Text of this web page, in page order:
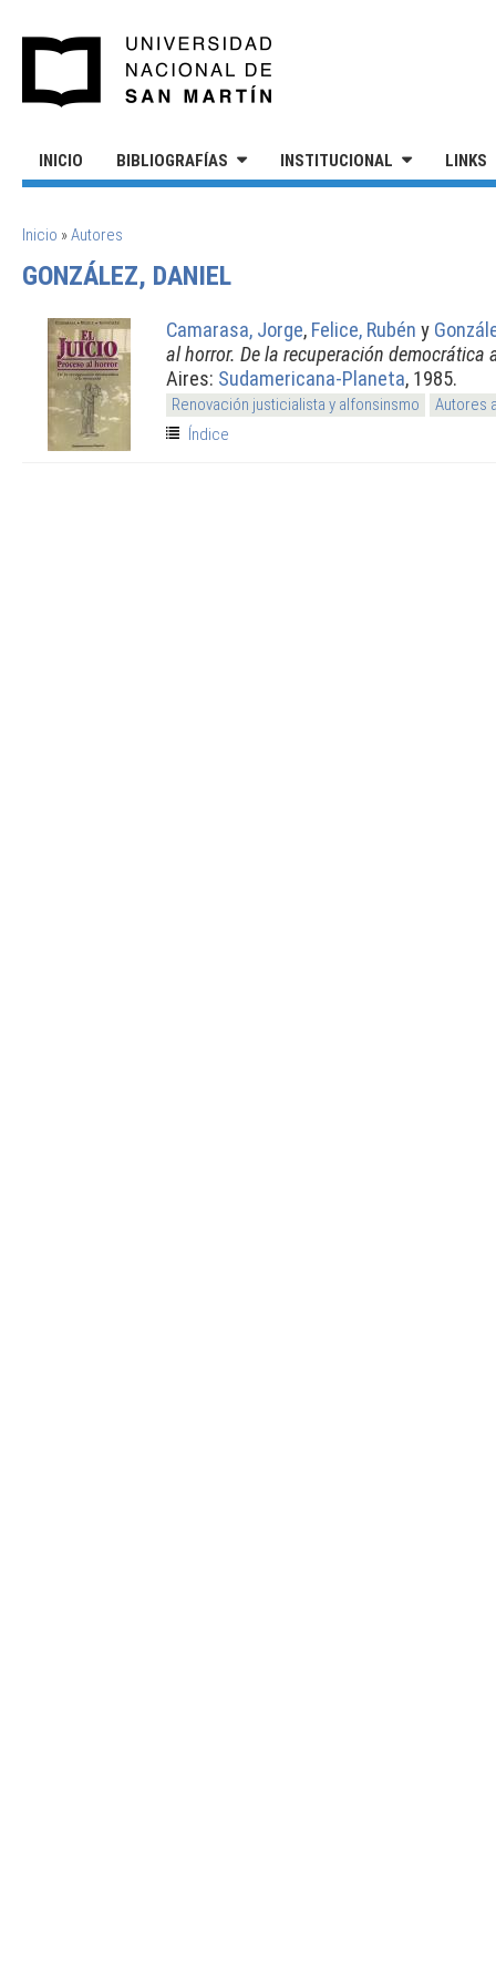
INICIO BIBLIOGRAFÍAS INSTITUCIONAL LINKS
SE ENCUENTRA USTED AQUÍ
Inicio »Autores
GONZÁLEZ, DANIEL
Camarasa, Jorge, Felice, Rubén y
al horror. De la recuperación democrática
Aires: Sudamericana-Planeta, 1985.
Renovación justicialista y alfonsinsmo
Autores
Índice